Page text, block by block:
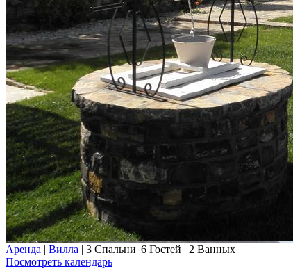
Аренда | Вилла | 3 Спальни| 6 Гостей | 2 Ванных
Посмотреть календарь